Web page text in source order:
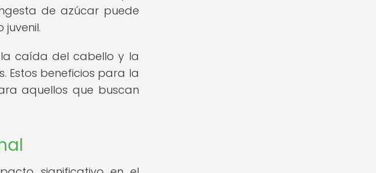
de azúcar puede
caída del cabello y la
Estos beneficios para la
aquellos que buscan